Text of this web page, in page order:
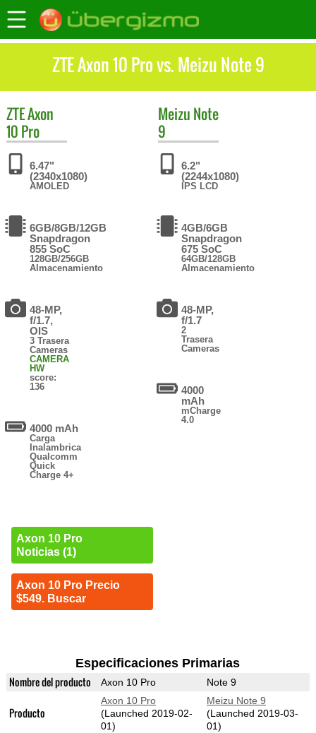
ZTE Axon 10 Pro vs. Meizu Note 9
ZTEAxon
10 Pro
6.47"
(2340x1080)
AMOLED
6GB/8GB/12GB
Snapdragon
855 SoC
128GB/256GB
Almacenamiento
48-MP,
f/1.7,
OIS
3 Trasera
Cameras
CAMERA
HW
score:
136
4000 mAh
Carga
Inalambrica
Qualcomm
Quick
Charge 4+
Axon 10 Pro
Noticias (1)
Axon 10 Pro Precio
$549. Buscar
Meizu Note
9
6.2"
(2244x1080)
IPS LCD
4GB/6GB
Snapdragon
675 SoC
64GB/128GB
Almacenamiento
48-MP,
f/1.7
2
Trasera
Cameras
4000
mAh
mCharge
4.0
Especificaciones Primarias
Nombre del producto Axon 10 Pro Note 9
Producto
Axon 10 Pro
(Launched 2019-02-
01)
Meizu Note 9
(Launched 2019-03-
01)